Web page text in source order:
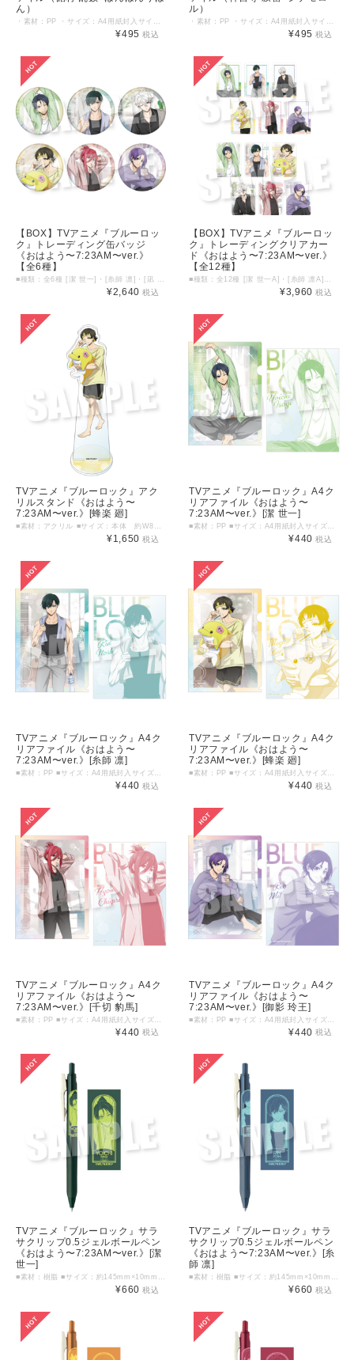
ん）
・素材：PP ・サイズ：A4用紙封入サイズ（片面：約219mm×310mm） ©KING RECORD ©'76, '79, '86, '88, '89, '90, '93, '96, '98, '01, '05, '12, '13, '19 SANRIO APPR. NO. S601899
¥495税込
ル）
・素材：PP ・サイズ：A4用紙封入サイズ（片面：約219mm×310mm） ©KING RECORD ©'76, '79, '86, '88, '89, '90, '93, '96, '98, '01, '05, '12, '13, '19 SANRIO APPR. NO. S601899
¥495税込
【BOX】TVアニメ『ブルーロッ
ク』トレーディング缶バッジ
《おはよう〜7:23AM〜ver.》
【全6種】
■種類：全6種 [潔 世一]・[糸師 凛]・[凪 誠士郎]・[蜂楽 廻]・[千切 豹馬]・[御影 玲王] ■素材：金属・紙・PP ■サイズ：直径 約57mm ※1BOXご購入で、全6種をコンプリートすることが可能です。 ©金城宗幸・ノ村優介・講談社／「ブルーロック」製作委員会
¥2,640税込
【BOX】TVアニメ『ブルーロッ
ク』トレーディングクリアカー
ド《おはよう〜7:23AM〜ver.》
【全12種】
■種類：全12種 [潔 世一A]・[糸師 凛A]・[凪 誠士郎A]・[蜂楽 廻A]・[千切 豹馬A]・[御影 玲王A]・[潔 世一B]・[糸師 凛B]・[凪 誠士郎B]・[蜂楽 廻B]・[千切 豹馬B]・[御影 玲王B] ■素材：PET ■サイズ：約W63mm×H89mm以内 ※1BOXご購入で、全12種をコンプリートすることが可能です。 ©金城宗幸・ノ村優介・講談社／「ブルーロック」製作委員会
¥3,960税込
TVアニメ『ブルーロック』アク
リルスタンド《おはよう〜
7:23AM〜ver.》[蜂楽 廻]
¥1,650税込
TVアニメ『ブルーロック』A4ク
リアファイル《おはよう〜
7:23AM〜ver.》[潔 世一]
¥440税込
TVアニメ『ブルーロック』A4ク
リアファイル《おはよう〜
7:23AM〜ver.》[糸師 凛]
¥440税込
TVアニメ『ブルーロック』A4ク
リアファイル《おはよう〜
7:23AM〜ver.》[蜂楽 廻]
¥440税込
TVアニメ『ブルーロック』A4ク
リアファイル《おはよう〜
7:23AM〜ver.》[千切 豹馬]
¥440税込
TVアニメ『ブルーロック』A4ク
リアファイル《おはよう〜
7:23AM〜ver.》[御影 玲王]
¥440税込
TVアニメ『ブルーロック』サラ
サクリップ0.5ジェルボールペン
《おはよう〜7:23AM〜ver.》[潔
世一]
■素材：樹脂 ■サイズ：約145mm×10mm以内 ■インク色：グリーンブラック ©金城宗幸・ノ村優介・講談社／「ブルーロック」製作委員会
¥660税込
TVアニメ『ブルーロック』サラ
サクリップ0.5ジェルボールペン
《おはよう〜7:23AM〜ver.》[糸
師 凛]
■素材：樹脂 ■サイズ：約145mm×10mm以内 ■インク色：ブルーグレー ©金城宗幸・ノ村優介・講談社／「ブルーロック」製作委員会
¥660税込